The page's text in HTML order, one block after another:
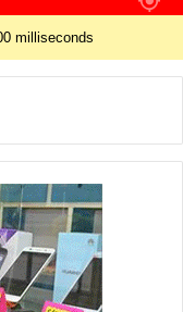
milliseconds